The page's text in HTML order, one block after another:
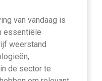
van vandaag is
essentiële
weerstand
de sector te